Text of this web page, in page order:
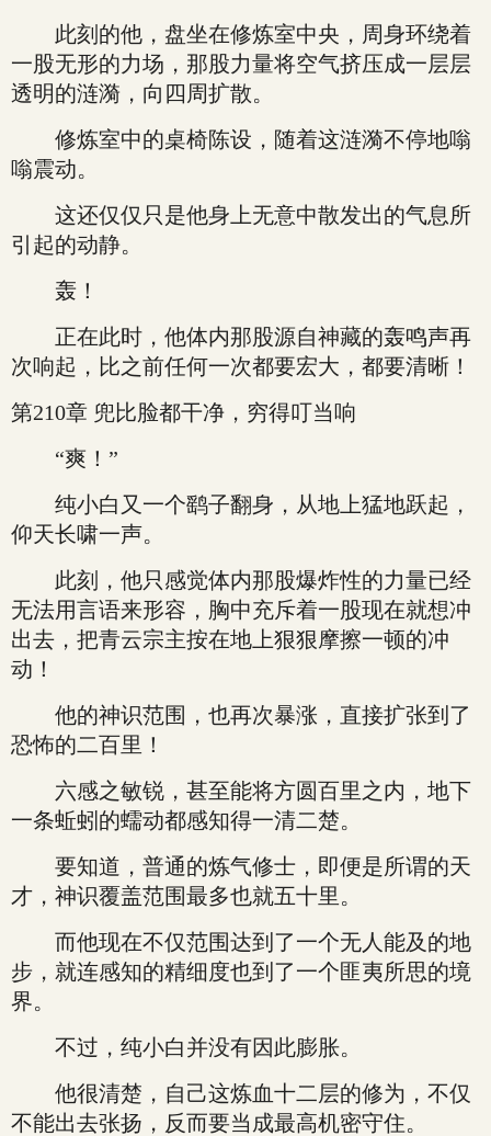
此刻的他，盘坐在修炼室中央，周身环绕着
一股无形的力场，那股力量将空气挤压成一层层
透明的涟漪，向四周扩散。
修炼室中的桌椅陈设，随着这涟漪不停地嗡
嗡震动。
这还仅仅只是他身上无意中散发出的气息所
引起的动静。
轰！
正在此时，他体内那股源自神藏的轰鸣声再
次响起，比之前任何一次都要宏大，都要清晰！
第210章 兜比脸都干净，穷得叮当响
“爽！”
纯小白又一个鹞子翻身，从地上猛地跃起，
仰天长啸一声。
此刻，他只感觉体内那股爆炸性的力量已经
无法用言语来形容，胸中充斥着一股现在就想冲
出去，把青云宗主按在地上狠狠摩擦一顿的冲
动！
他的神识范围，也再次暴涨，直接扩张到了
恐怖的二百里！
六感之敏锐，甚至能将方圆百里之内，地下
一条蚯蚓的蠕动都感知得一清二楚。
要知道，普通的炼气修士，即便是所谓的天
才，神识覆盖范围最多也就五十里。
而他现在不仅范围达到了一个无人能及的地
步，就连感知的精细度也到了一个匪夷所思的境
界。
不过，纯小白并没有因此膨胀。
他很清楚，自己这炼血十二层的修为，不仅
不能出去张扬，反而要当成最高机密守住。